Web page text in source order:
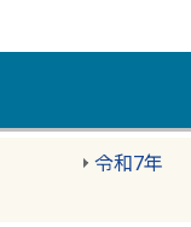
令和7年